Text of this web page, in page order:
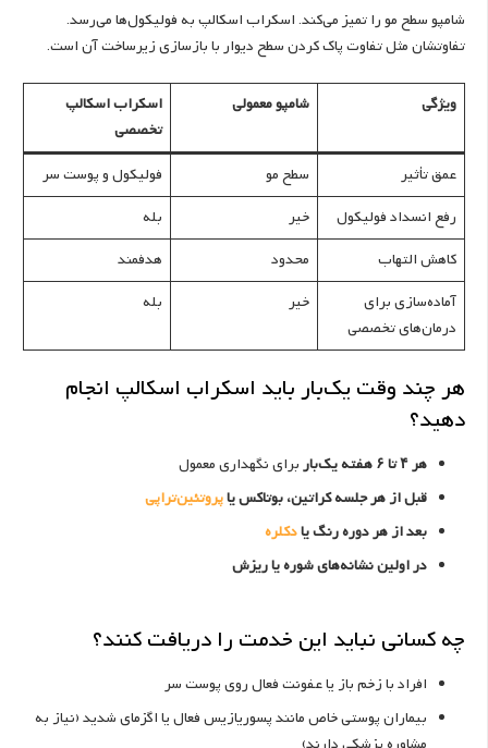
شامپو سطح مو را تمیز می‌کند. اسکراب اسکالپ به فولیکول‌ها می‌رسد.
تفاوتشان مثل تفاوت پاک کردن سطح دیوار با بازسازی زیرساخت آن است.
ویژگی شامپو معمولی
اسکراب اسکالپ
تخصصی
عمق تأثیر
سطح مو
فولیکول و پوست سر
رفع انسداد فولیکول
خیر
بله
کاهش التهاب
محدود
هدفمند
آماده‌سازی برای
درمان‌های تخصصی
خیر بله
هر چند وقت یک‌بار باید اسکراب اسکالپ انجام
دهید؟
هر ۴ تا ۶ هفته یک‌بار
برای نگهداری معمول
قبل از هر جلسه کراتین، بوتاکس یاپروتئین‌تراپی
بعد از هر دوره رنگ یادکلره
در اولین نشانه‌های شوره یا ریزش
چه کسانی نباید این خدمت را دریافت کنند؟
افراد با زخم باز یا عفونت فعال روی پوست سر
بیماران پوستی خاص مانند پسوریازیس فعال یا اگزمای شدید (نیاز به